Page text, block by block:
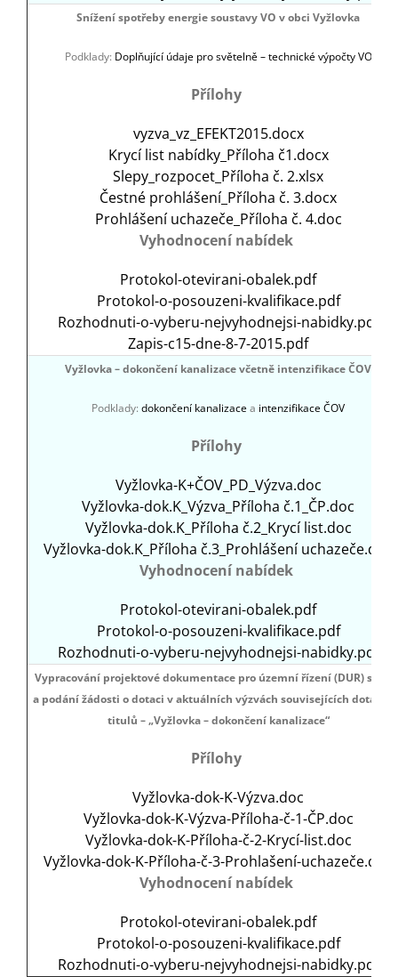
Snížení spotřeby energie soustavy VO v obci Vyžlovka
Podklady: Doplňující údaje pro světelně – technické výpočty VO
Přílohy
vyzva_vz_EFEKT2015.docx
Krycí list nabídky_Příloha č1.docx
Slepy_rozpocet_Příloha č. 2.xlsx
Čestné prohlášení_Příloha č. 3.docx
Prohlášení uchazeče_Příloha č. 4.doc
Vyhodnocení nabídek
Protokol-otevirani-obalek.pdf
Protokol-o-posouzeni-kvalifikace.pdf
Rozhodnuti-o-vyberu-nejvyhodnejsi-nabidky.pdf
Zapis-c15-dne-8-7-2015.pdf
Vyžlovka – dokončení kanalizace včetně intenzifikace ČOV
Podklady:dokončení kanalizacea intenzifikace ČOV
Přílohy
Vyžlovka-K+ČOV_PD_Výzva.doc
Vyžlovka-dok.K_Výzva_Příloha č.1_ČP.doc
Vyžlovka-dok.K_Příloha č.2_Krycí list.doc
Vyžlovka-dok.K_Příloha č.3_Prohlášení uchazeče.doc
Vyhodnocení nabídek
Protokol-otevirani-obalek.pdf
Protokol-o-posouzeni-kvalifikace.pdf
Rozhodnuti-o-vyberu-nejvyhodnejsi-nabidky.pdf
Vypracování projektové dokumentace pro územní řízení (DUR)
a podání žádosti o dotaci v aktuálních výzvách souvisejících
titulů – „Vyžlovka – dokončení kanalizace“
Přílohy
Vyžlovka-dok-K-Výzva.doc
Vyžlovka-dok-K-Výzva-Příloha-č-1-ČP.doc
Vyžlovka-dok-K-Příloha-č-2-Krycí-list.doc
Vyžlovka-dok-K-Příloha-č-3-Prohlašení-uchazeče.doc
Vyhodnocení nabídek
Protokol-otevirani-obalek.pdf
Protokol-o-posouzeni-kvalifikace.pdf
Rozhodnuti-o-vyberu-nejvyhodnejsi-nabidky.pdf